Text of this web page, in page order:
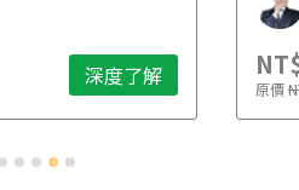
深度了解 原價